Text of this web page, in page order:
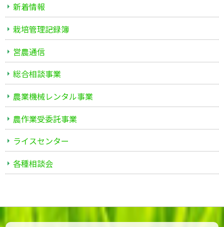
新着情報
栽培管理記録簿
営農通信
総合相談事業
農業機械レンタル事業
農作業受委託事業
ライスセンター
各種相談会